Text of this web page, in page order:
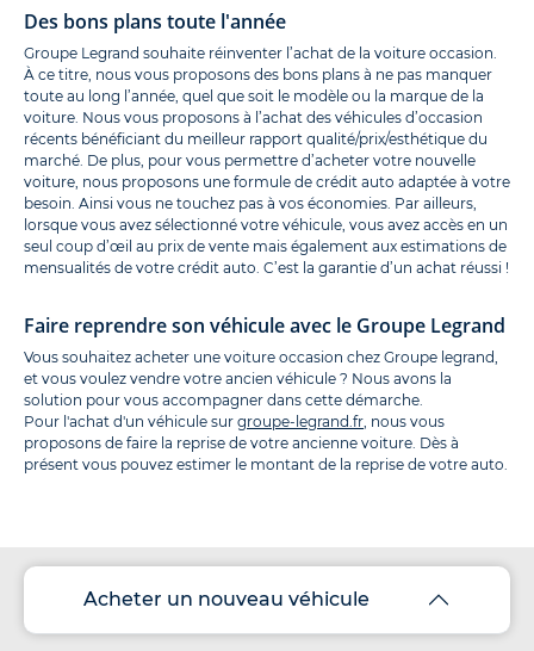
Des bons plans toute l'année
Groupe Legrand souhaite réinventer l’achat de la voiture occasion.
À ce titre, nous vous proposons des bons plans à ne pas manquer
toute au long l’année, quel que soit le modèle ou la marque de la
voiture. Nous vous proposons à l’achat des véhicules d’occasion
récents bénéficiant du meilleur rapport qualité/prix/esthétique du
marché. De plus, pour vous permettre d’acheter votre nouvelle
voiture, nous proposons une formule de crédit auto adaptée à votre
besoin. Ainsi vous ne touchez pas à vos économies. Par ailleurs,
lorsque vous avez sélectionné votre véhicule, vous avez accès en un
seul coup d’œil au prix de vente mais également aux estimations de
mensualités de votre crédit auto. C’est la garantie d’un achat réussi !
Faire reprendre son véhicule avec le Groupe Legrand
Vous souhaitez acheter une voiture occasion chez Groupe legrand,
et vous voulez vendre votre ancien véhicule ? Nous avons la
solution pour vous accompagner dans cette démarche.
Pour l'achat d'un véhicule sur groupe-legrand.fr , nous vous
proposons de faire la reprise de votre ancienne voiture. Dès à
présent vous pouvez estimer le montant de la reprise de votre auto.
Acheter un nouveau véhicule